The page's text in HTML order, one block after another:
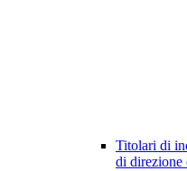
Titolari di
di direzione